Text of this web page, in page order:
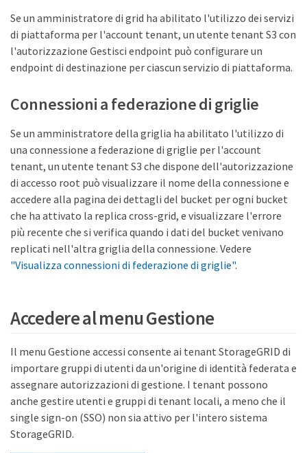
Se un amministratore di grid ha abilitato l'utilizzo dei servizi
di piattaforma per l'account tenant, un utente tenant S3 con
l'autorizzazione Gestisci endpoint può configurare un
endpoint di destinazione per ciascun servizio di piattaforma.
Connessioni a federazione di griglie
Se un amministratore della griglia ha abilitato l'utilizzo di
una connessione a federazione di griglie per l'account
tenant, un utente tenant S3 che dispone dell'autorizzazione
di accesso root può visualizzare il nome della connessione e
accedere alla pagina dei dettagli del bucket per ogni bucket
che ha attivato la replica cross-grid, e visualizzare l'errore
più recente che si verifica quando i dati del bucket venivano
replicati nell'altra griglia della connessione. Vedere
"Visualizza connessioni di federazione di griglie".
Accedere al menu Gestione
Il menu Gestione accessi consente ai tenant StorageGRID di
importare gruppi di utenti da un'origine di identità federata e
assegnare autorizzazioni di gestione. I tenant possono
anche gestire utenti e gruppi di tenant locali, a meno che il
single sign-on (SSO) non sia attivo per l'intero sistema
StorageGRID.